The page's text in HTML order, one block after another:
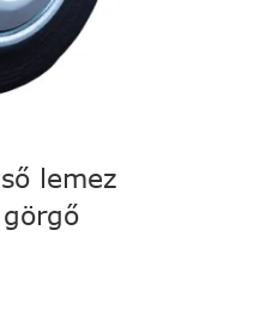
lemez